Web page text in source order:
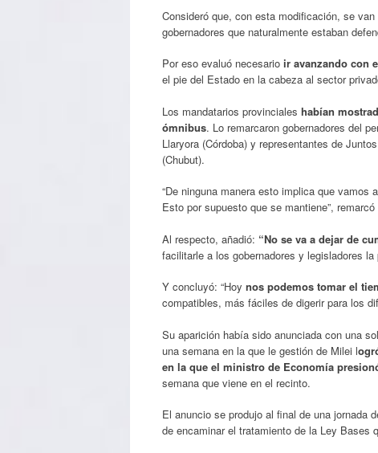
Consideró que, con esta modificación, se van
gobernadores que naturalmente estaban
Por eso evaluó necesario ir avanzando con
el pie del Estado en la cabeza al sector
Los mandatarios provinciales habían
ómnibus. Lo remarcaron gobernadores del
Llaryora (Córdoba) y representantes de
(Chubut).
“De ninguna manera esto implica que vamos
Esto por supuesto que se mantiene”,
Al respecto, añadió: “No se va a dejar de
facilitarle a los gobernadores y legisladores
Y concluyó: “Hoy nos podemos tomar el
compatibles, más fáciles de digerir para los
Su aparición había sido anunciada con una
una semana en la que le gestión de Milei l
en la que el ministro de Economía
semana que viene en el recinto.
El anuncio se produjo al final de una jornada
de encaminar el tratamiento de la Ley Bases